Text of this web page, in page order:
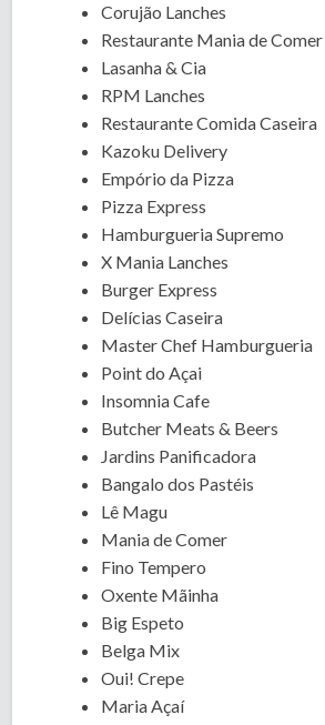
Corujão Lanches
Restaurante Mania de Comer
Lasanha & Cia
RPM Lanches
Restaurante Comida Caseira
Kazoku Delivery
Empório da Pizza
Pizza Express
Hamburgueria Supremo
X Mania Lanches
Burger Express
Delícias Caseira
Master Chef Hamburgueria
Point do Açai
Insomnia Cafe
Butcher Meats & Beers
Jardins Panificadora
Bangalo dos Pastéis
Lê Magu
Mania de Comer
Fino Tempero
Oxente Mãinha
Big Espeto
Belga Mix
Oui! Crepe
Maria Açaí